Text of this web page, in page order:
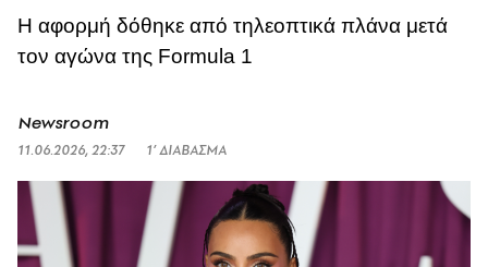
Η αφορμή δόθηκε από τηλεοπτικά πλάνα μετά
τον αγώνα της Formula 1
Newsroom
11.06.2026, 22:37 1’ ΔΙΑΒΑΣΜΑ